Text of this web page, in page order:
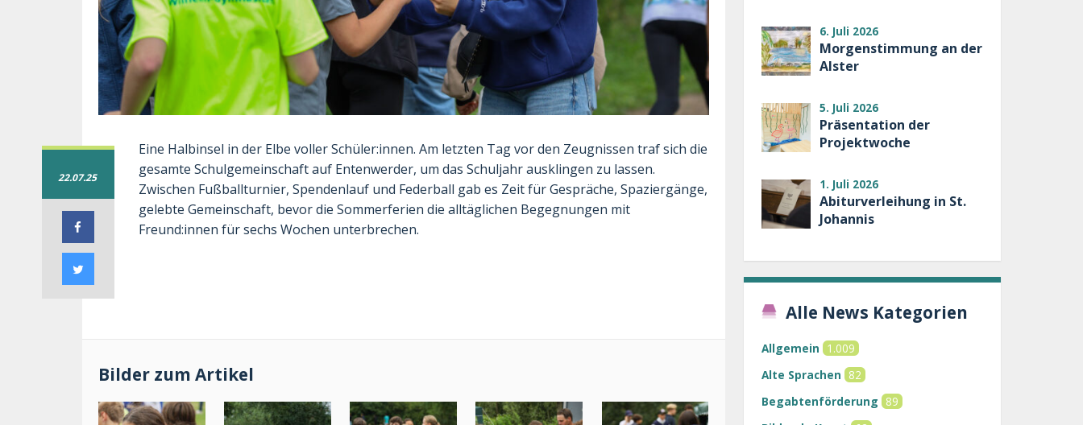
22.07.25
Eine Halbinsel in der Elbe voller Schüler:innen. Am letzten Tag vor den Zeugnissen traf sich die
gesamte Schulgemeinschaft auf Entenwerder, um das Schuljahr ausklingen zu lassen.
Zwischen Fußballturnier, Spendenlauf und Federball gab es Zeit für Gespräche, Spaziergänge,
gelebte Gemeinschaft, bevor die Sommerferien die alltäglichen Begegnungen mit
Freund:innen für sechs Wochen unterbrechen.
Bilder zum Artikel
6. Juli 2026
Morgenstimmung an der
Alster
5. Juli 2026
Präsentation der
Projektwoche
1. Juli 2026
Abiturverleihung in St.
Johannis
Alle News Kategorien
Allgemein 1.009
Alte Sprachen 82
Begabtenförderung 89